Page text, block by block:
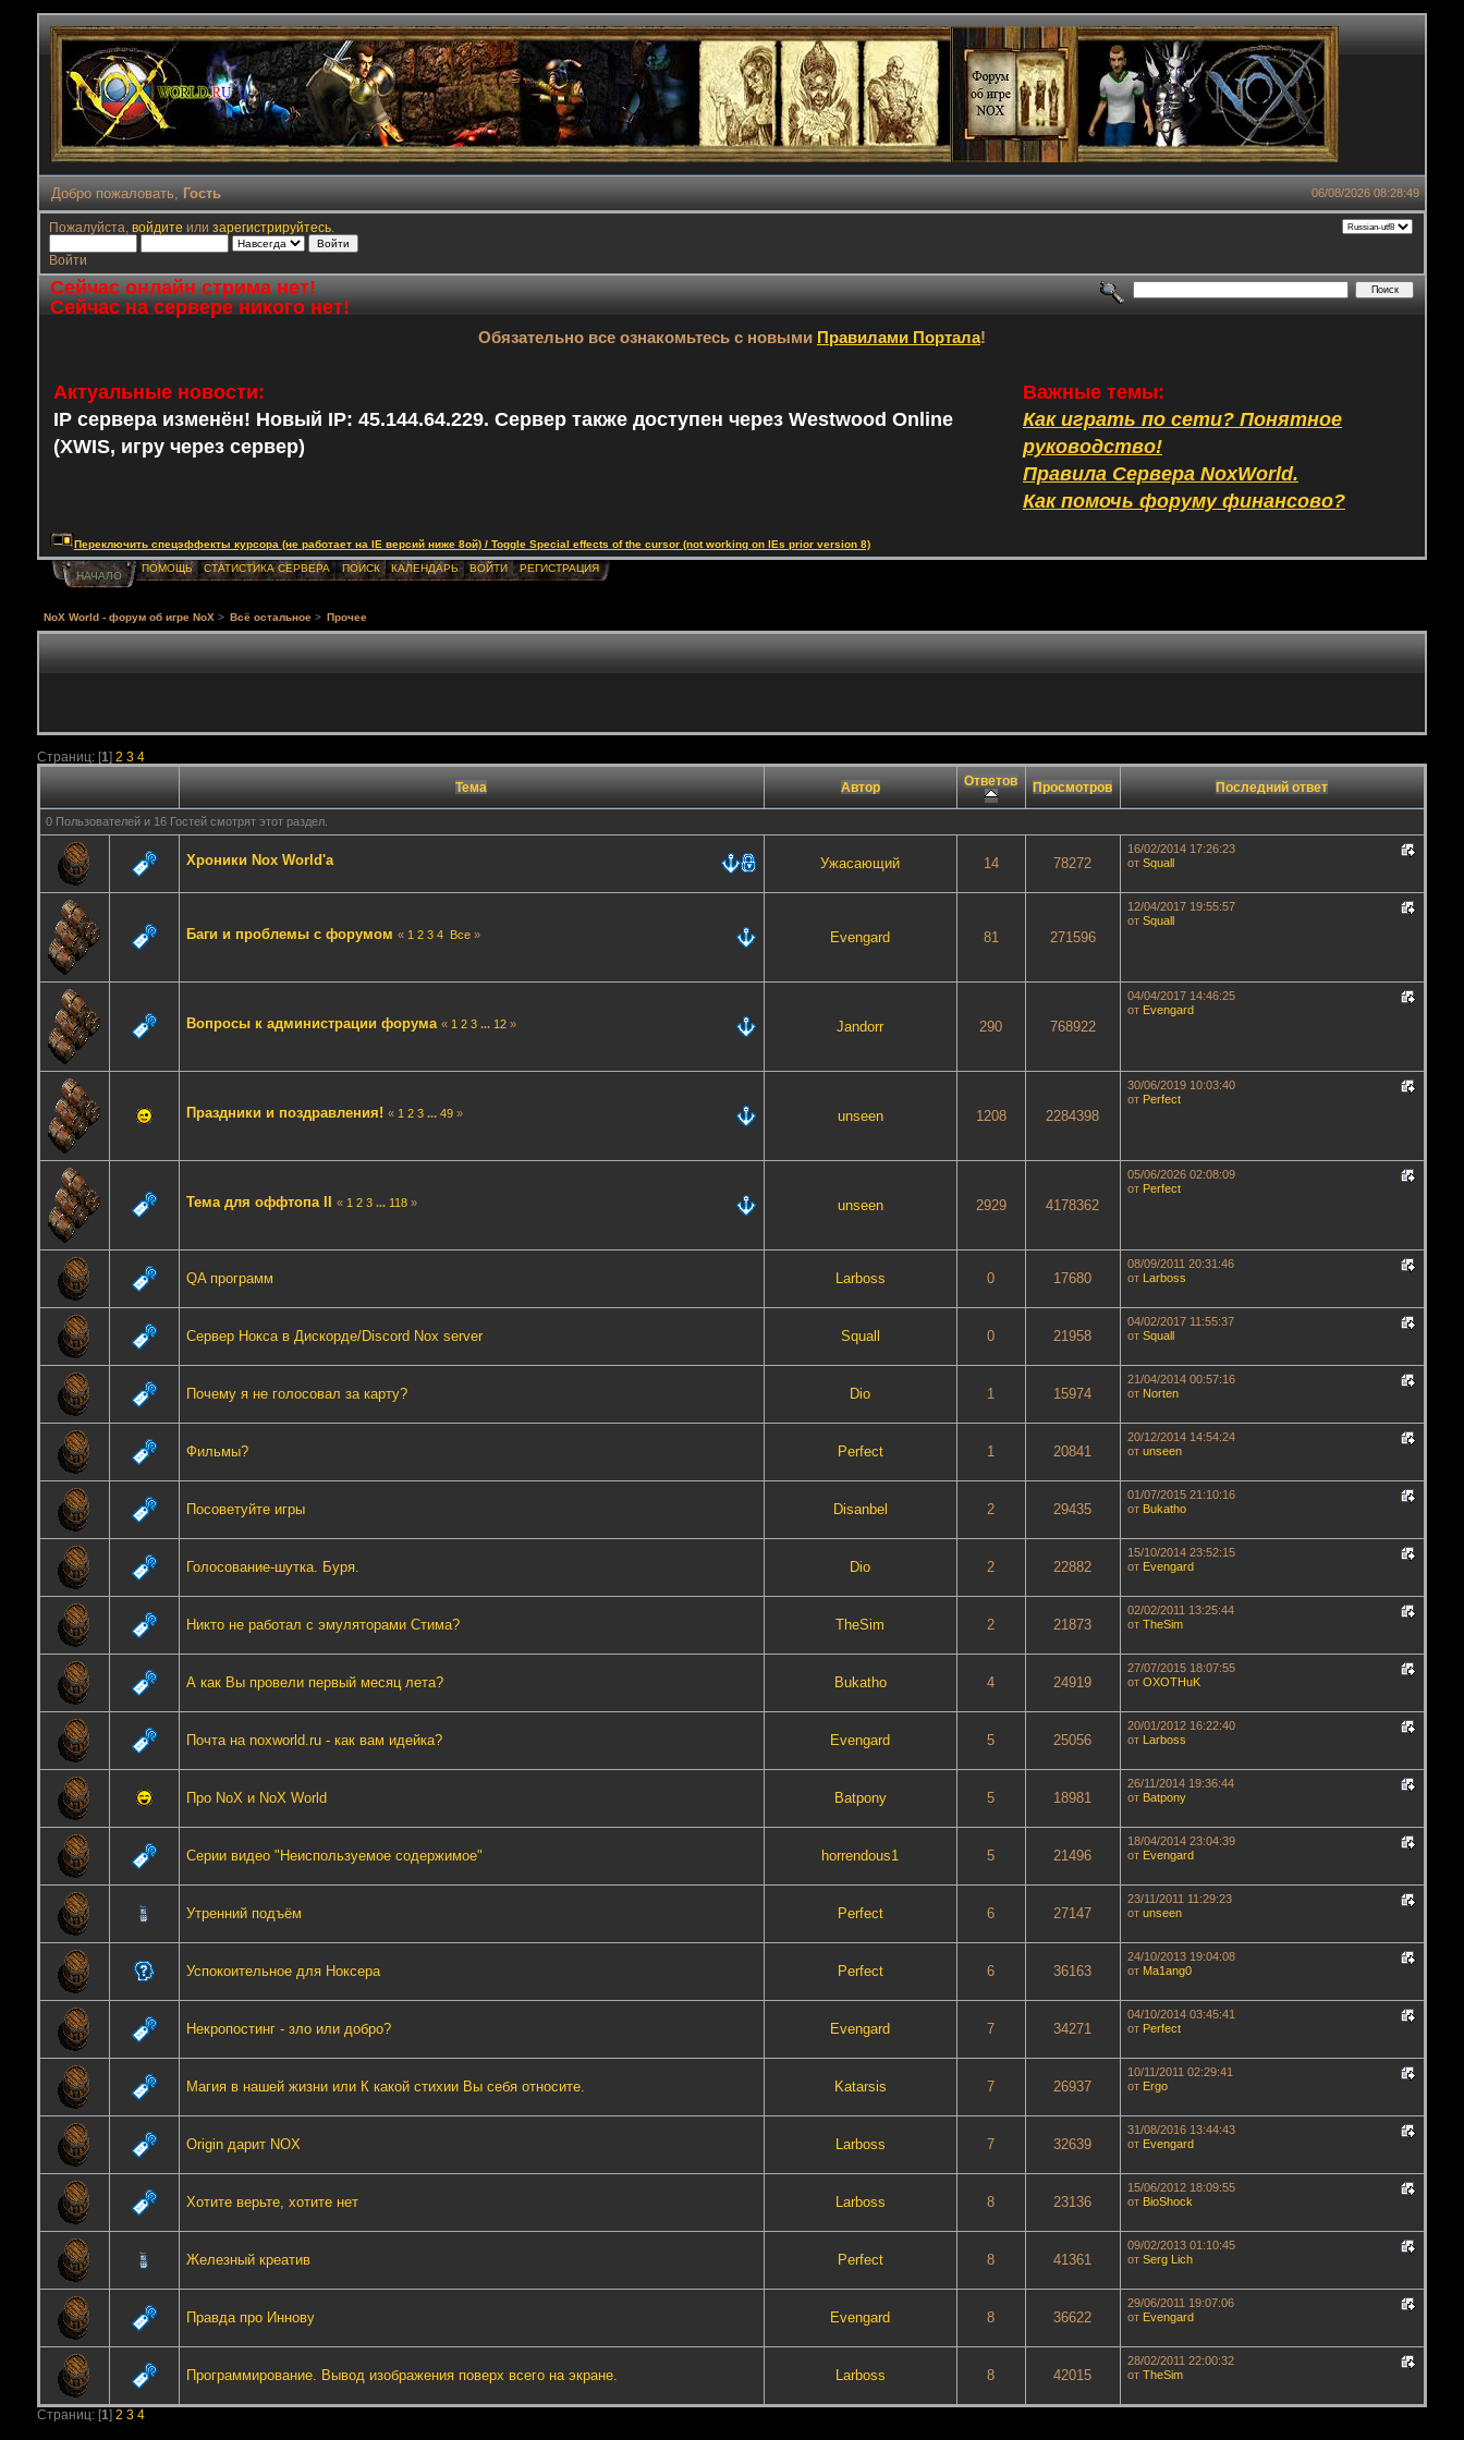
06/08/2026 08:28:49
Добро пожаловать, Гость
Пожалуйста, войдите или зарегистрируйтесь.
Войти
Сейчас онлайн стрима нет!
Сейчас на сервере никого нет!
Обязательно все ознакомьтесь с новыми Правилами Портала!
Актуальные новости:
IP сервера изменён! Новый IP: 45.144.64.229. Сервер также доступен через Westwood Online
(XWIS, игру через сервер)
Важные темы:
Как играть по сети? Понятное
руководство!
Правила Сервера NoxWorld.
Как помочь форуму финансово?
Переключить спецэффекты курсора (не работает на IE версий ниже 8ой) / Toggle Special effects of the cursor (not working on IEs prior version 8)
НАЧАЛО
ПОМОЩЬ СТАТИСТИКА СЕРВЕРА ПОИСК КАЛЕНДАРЬ ВОЙТИ РЕГИСТРАЦИЯ
NoX World - форум об игре NoX > Всё остальное > Прочее
Страниц: [1] 2 3 4
Тема Автор Ответов Просмотров Последний ответ
0 Пользователей и 16 Гостей смотрят этот раздел.
Хроники Nox World'a Ужасающий 14 78272
16/02/2014 17:26:23
отSquall
Баги и проблемы с форумом « 1 2 3 4 Все » Evengard 81 271596
12/04/2017 19:55:57
отSquall
Вопросы к администрации форума « 1 2 3 ... 12 » Jandorr 290 768922
04/04/2017 14:46:25
от Evengard
Праздники и поздравления! « 1 2 3 ...49 » unseen 1208 2284398
30/06/2019 10:03:40
от Perfect
Тема для оффтопа II « 1 2 3 ... 118 » unseen 2929 4178362
05/06/2026 02:08:09
от Perfect
QA программ Lаrboss 0 17680
08/09/2011 20:31:46
от Lаrboss
Сервер Нокса в Дискорде/Discord Nox server Squall 0 21958
04/02/2017 11:55:37
отSquall
Почему я не голосовал за карту? Dio 1 15974
21/04/2014 00:57:16
от Norten
Фильмы? Perfect 1 20841
20/12/2014 14:54:24
отunseen
Посоветуйте игры Disanbel 2 29435
01/07/2015 21:10:16
от Bukatho
Голосование-шутка. Буря. Dio 2 22882
15/10/2014 23:52:15
от Evengard
Никто не работал с эмуляторами Стима? TheSim 2 21873
02/02/2011 13:25:44
отTheSim
А как Вы провели первый месяц лета? Bukatho 4 24919
27/07/2015 18:07:55
отOXOTHuK
Почта на noxworld.ru - как вам идейка? Evengard 5 25056
20/01/2012 16:22:40
от Lаrboss
Про NoX и NoX World Batpony 5 18981
26/11/2014 19:36:44
от Batpony
Серии видео "Неиспользуемое содержимое" horrendous1 5 21496
18/04/2014 23:04:39
от Evengard
Утренний подъём Perfect 6 27147
23/11/2011 11:29:23
отunseen
Успокоительное для Ноксера Perfect 6 36163
24/10/2013 19:04:08
от Ma1ang0
Некропостинг - зло или добро? Evengard 7 34271
04/10/2014 03:45:41
от Perfect
Магия в нашей жизни или К какой стихии Вы себя относите. Katarsis 7 26937
10/11/2011 02:29:41
от Ergo
Origin дарит NOX Lаrboss 7 32639
31/08/2016 13:44:43
от Evengard
Хотите верьте, хотите нет Lаrboss 8 23136
15/06/2012 18:09:55
от BioShock
Железный креатив Perfect 8 41361
09/02/2013 01:10:45
отSerg Lich
Правда про Иннову Evengard 8 36622
29/06/2011 19:07:06
от Evengard
Программирование. Вывод изображения поверх всего на экране. Lаrboss 8 42015
28/02/2011 22:00:32
отTheSim
Страниц: [1] 2 3 4